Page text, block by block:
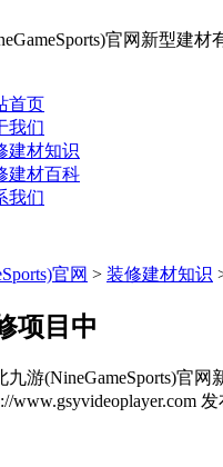
首页
我们
建材知识
建材百科
我们
官网 > 装修建材知识
项目中
游(NineGameSports)官网
www.gsyvideoplayer.com 发